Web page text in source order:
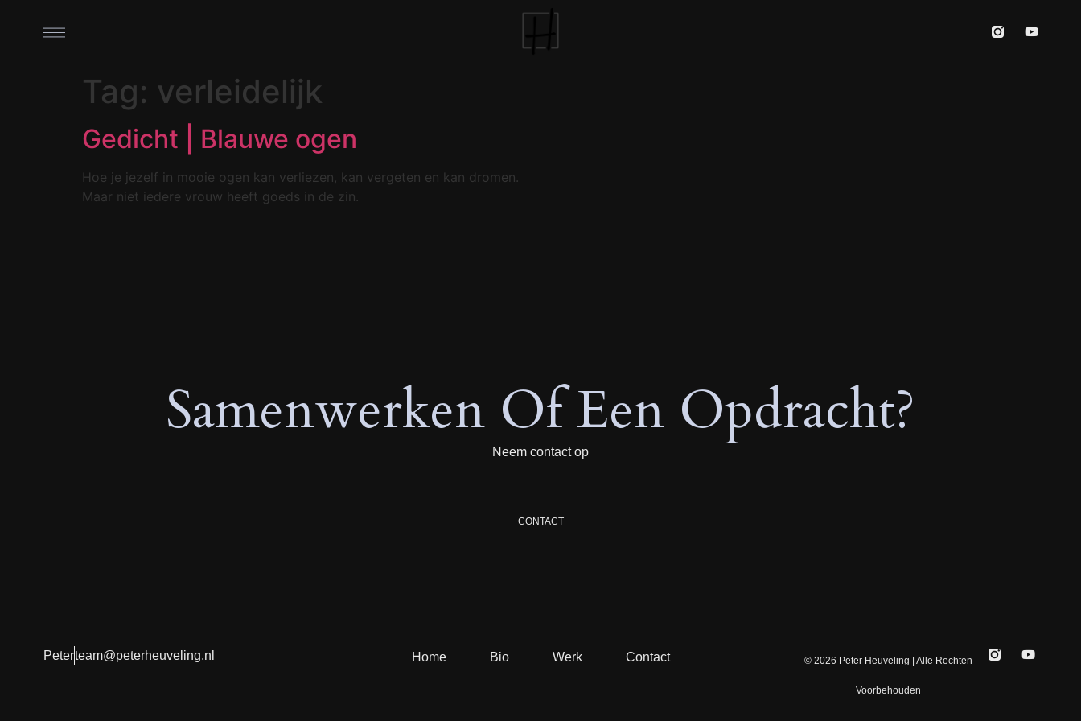
Tag: verleidelijk
Gedicht | Blauwe ogen
Hoe je jezelf in mooie ogen kan verliezen, kan vergeten en kan dromen.
Maar niet iedere vrouw heeft goeds in de zin.
Samenwerken Of Een Opdracht?
Neem contact op
CONTACT
Peterteam@peterheuveling.nl Home Bio Werk Contact © 2026 Peter Heuveling | Alle Rechten
Voorbehouden